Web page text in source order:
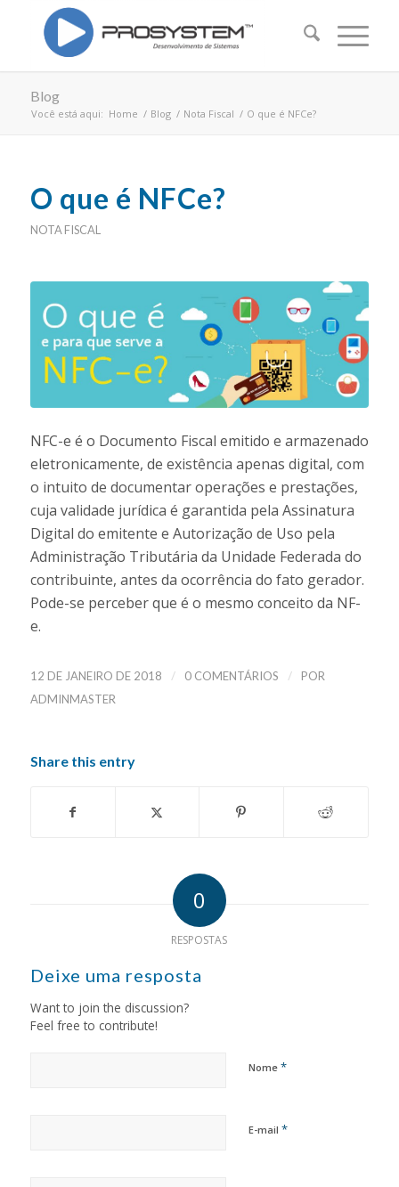
Blog
Você está aqui: Home / Blog / Nota Fiscal / O que é NFCe?
O que é NFCe?
NOTA FISCAL
NFC-e é o Documento Fiscal emitido e armazenado
eletronicamente, de existência apenas digital, com
o intuito de documentar operações e prestações,
cuja validade jurídica é garantida pela Assinatura
Digital do emitente e Autorização de Uso pela
Administração Tributária da Unidade Federada do
contribuinte, antes da ocorrência do fato gerador.
Pode-se perceber que é o mesmo conceito da NF-
e.
12 DE JANEIRO DE 2018 / 0 COMENTÁRIOS /
POR
ADMINMASTER
Share this entry
0
RESPOSTAS
Deixe uma resposta
Want to join the discussion?
Feel free to contribute!
Nome *
E-mail *